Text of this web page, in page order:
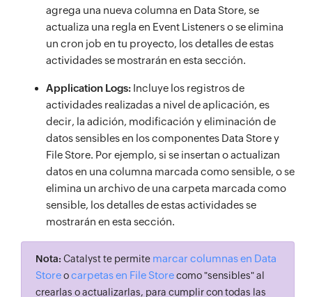
agrega una nueva columna en Data Store, se
actualiza una regla en Event Listeners o se elimina
un cron job en tu proyecto, los detalles de estas
actividades se mostrarán en esta sección.
Application Logs: Incluye los registros de
actividades realizadas a nivel de aplicación, es
decir, la adición, modificación y eliminación de
datos sensibles en los componentes Data Store y
File Store. Por ejemplo, si se insertan o actualizan
datos en una columna marcada como sensible, o se
elimina un archivo de una carpeta marcada como
sensible, los detalles de estas actividades se
mostrarán en esta sección.
Nota: Catalyst te permite marcar columnas en Data
Storeocarpetas en File Storecomo "sensibles" al
crearlas o actualizarlas, para cumplir con todas las